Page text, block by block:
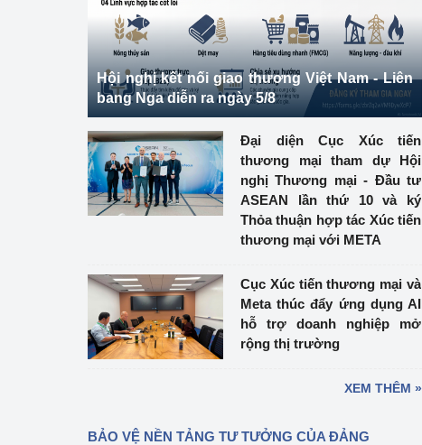
Hội nghị kết nối giao thương Việt Nam - Liên
bang Nga diễn ra ngày 5/8
Đại diện Cục Xúc tiến
thương mại tham dự Hội
nghị Thương mại - Đầu tư
ASEAN lần thứ 10 và ký
Thỏa thuận hợp tác Xúc tiến
thương mại với META
Cục Xúc tiến thương mại và
Meta thúc đẩy ứng dụng AI
hỗ trợ doanh nghiệp mở
rộng thị trường
XEM THÊM »
BẢO VỆ NỀN TẢNG TƯ TƯỞNG CỦA ĐẢNG